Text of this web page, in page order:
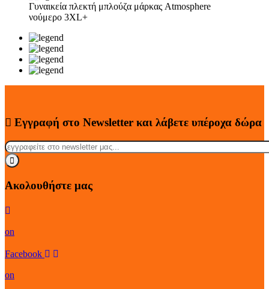
Γυναικεία πλεκτή μπλούζα μάρκας Atmosphere
νούμερο 3XL+
Εγγραφή στο Newsletter και λάβετε υπέροχα δώρα
Ακολουθήστε μας
on
Facebook
on